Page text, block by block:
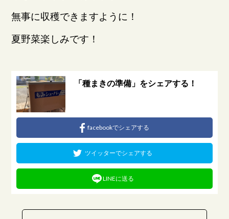
無事に収穫できますように！
夏野菜楽しみです！
「種まきの準備」をシェアする！
facebookでシェアする
ツイッターでシェアする
LINEに送る